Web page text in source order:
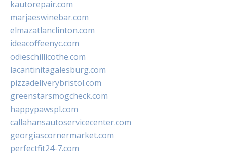
kautorepair.com
marjaeswinebar.com
elmazatlanclinton.com
ideacoffeenyc.com
odieschillicothe.com
lacantinitagalesburg.com
pizzadeliverybristol.com
greenstarsmogcheck.com
happypawspl.com
callahansautoservicecenter.com
georgiascornermarket.com
perfectfit24-7.com